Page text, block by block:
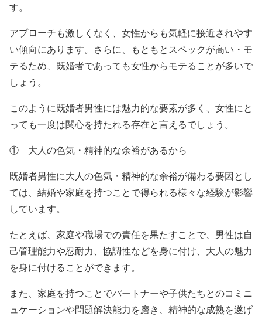
す。
アプローチも激しくなく、女性からも気軽に接近されやす
い傾向にあります。さらに、もともとスペックが高い・モ
テるため、既婚者であっても女性からモテることが多いで
しょう。
このように既婚者男性には魅力的な要素が多く、女性にと
っても一度は関心を持たれる存在と言えるでしょう。
① 大人の色気・精神的な余裕があるから
既婚者男性に大人の色気・精神的な余裕が備わる要因とし
ては、結婚や家庭を持つことで得られる様々な経験が影響
しています。
たとえば、家庭や職場での責任を果たすことで、男性は自
己管理能力や忍耐力、協調性などを身に付け、大人の魅力
を身に付けることができます。
また、家庭を持つことでパートナーや子供たちとのコミニ
ュケーションや問題解決能力を磨き、精神的な成熟を遂げ